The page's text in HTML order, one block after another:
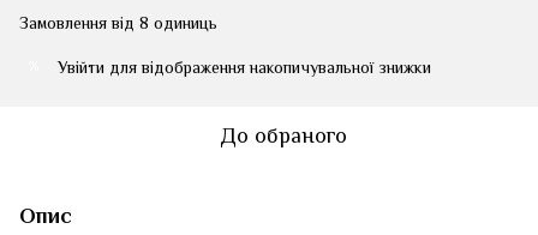
Замовлення від 8 одиниць
Увійти для відображення накопичувальної знижки
До обраного
Опис